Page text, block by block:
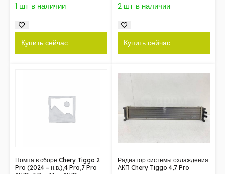
1 шт в наличии
Купить сейчас
2 шт в наличии
Купить сейчас
Помпа в сборе Chery Tiggo 2
Pro (2024 – н.в.),4 Pro,7 Pro
Радиатор системы охлаждения
АКП Chery Tiggo 4,7 Pro